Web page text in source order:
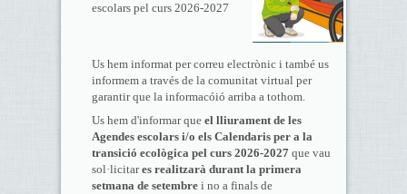
escolars pel curs 2026-2027
Us hem informat per correu electrònic i també us
informem a través de la comunitat virtual per
garantir que la informacóió arriba a tothom.
Us hem d'informar que el lliurament de les
Agendes escolars i/o els Calendaris per a la
transició ecològica pel curs 2026-2027que vau
sol·licitares realitzarà durant la primera
setmana de setembrei no a finals de